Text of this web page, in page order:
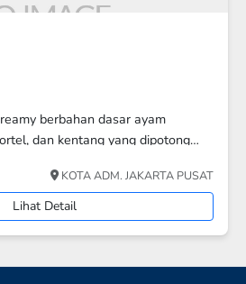
Katsu,Fish Roll,Salad,Saos
KOTA ADM. JAKARTA UTARA
Lihat Detail